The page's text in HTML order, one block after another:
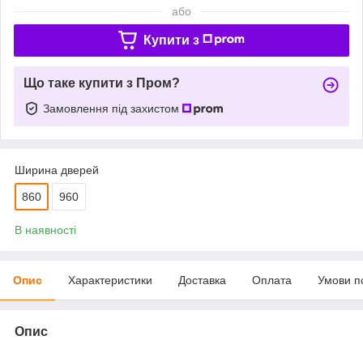
або
Купити з
Що таке купити з Пром?
Замовлення під захистом
Ширина дверей
860 960
В наявності
Опис Характеристики Доставка Оплата Умови
Опис